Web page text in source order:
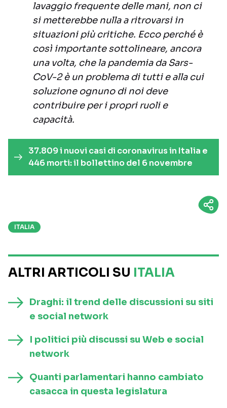
lavaggio frequente delle mani, non ci
si metterebbe nulla a ritrovarsi in
situazioni più critiche. Ecco perché è
così importante sottolineare, ancora
una volta, che la pandemia da Sars-
CoV-2 è un problema di tutti e alla cui
soluzione ognuno di noi deve
contribuire per i propri ruoli e
capacità.
37.809 i nuovi casi di coronavirus in Italia e
446 morti: il bollettino del 6 novembre
ITALIA
ALTRI ARTICOLI SU ITALIA
Draghi: il trend delle discussioni su siti
e social network
I politici più discussi su Web e social
network
Quanti parlamentari hanno cambiato
casacca in questa legislatura